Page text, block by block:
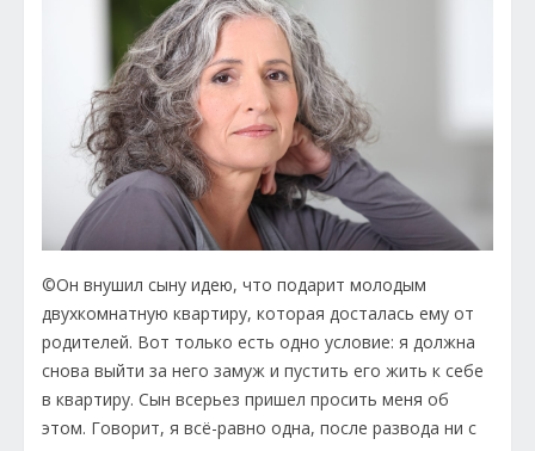
©Он внушил сыну идею, что подарит молодым
двухкомнатную квартиру, которая досталась ему от
родителей. Вот только есть одно условие: я должна
снова выйти за него замуж и пустить его жить к себе
в квартиру. Сын всерьез пришел просить меня об
этом. Говорит, я всё-равно одна, после развода ни с